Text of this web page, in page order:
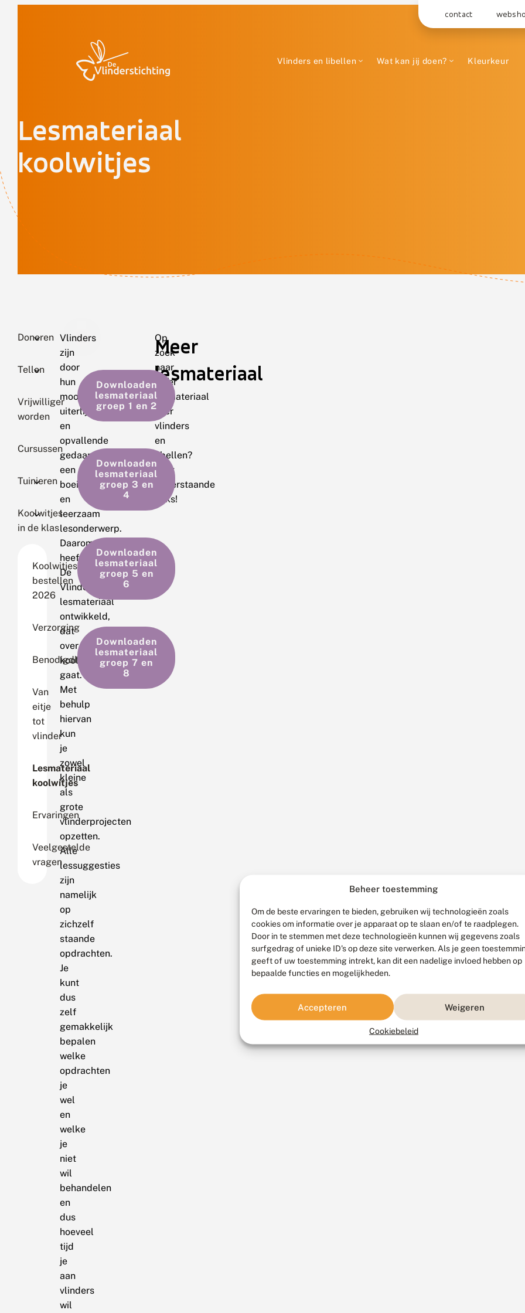
Beheer toestemming
Om de beste ervaringen te bieden, gebruiken wij technologieën zoals
cookies om informatie over je apparaat op te slaan en/of te raadplegen.
Door in te stemmen met deze technologieën kunnen wij gegevens zoals
surfgedrag of unieke ID's op deze site verwerken. Als je geen
geeft of uw toestemming intrekt, kan dit een nadelige invloed hebben op
bepaalde functies en mogelijkheden.
Accepteren Weigeren
Cookiebeleid
contact
Vlinders en libellen Wat kan jij doen? Kleurkeur
Lesmateriaal
koolwitjes
Doneren
Tellen
Vrijwilliger
worden
Cursussen
Tuinieren
Koolwitjes
in de klas
Koolwitjes
bestellen
2026
Verzorging
Benodigdheden
Van
eitje
tot
vlinder
Lesmateriaal
koolwitjes
Ervaringen
Veelgestelde
vragen
Vlinders
zijn
door
hun
mooie
uiterlijk
en
opvallende
gedaanteverwisseling
een
boeiend
en
leerzaam
lesonderwerp.
Daarom
heeft
De
Vlinderstichting
lesmateriaal
ontwikkeld,
dat
over
koolwitjes
gaat.
Met
behulp
hiervan
kun
je
zowel
kleine
als
grote
vlinderprojecten
opzetten.
Alle
lessuggesties
zijn
namelijk
op
zichzelf
staande
opdrachten.
Je
kunt
dus
zelf
gemakkelijk
bepalen
welke
opdrachten
je
wel
en
welke
je
niet
wil
behandelen
en
dus
hoeveel
tijd
je
aan
vlinders
wil
Downloaden
lesmateriaal
groep 1 en 2
Downloaden
lesmateriaal
groep 3 en
4
Downloaden
lesmateriaal
groep 5 en
6
Downloaden
lesmateriaal
groep 7 en
8
Meer
lesmateriaal
Op
zoek
naar
meer
lesmateriaal
over
vlinders
en
libellen?
Volg
onderstaande
links!